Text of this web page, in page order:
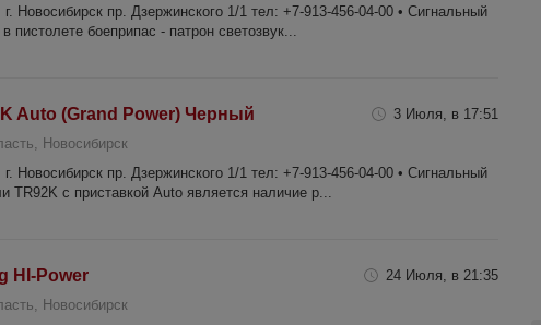
Новосибирск пр. Дзержинского 1/1 тел: +7-913-456-04-00 • Сигнальный
боеприпас - патрон светозвук...
Auto (Grand Power) Черный 3 Июля, в 17:51
Новосибирск
Новосибирск пр. Дзержинского 1/1 тел: +7-913-456-04-00 • Сигнальный
с приставкой Auto является наличие р...
HI-Power 24 Июля, в 21:35
Новосибирск